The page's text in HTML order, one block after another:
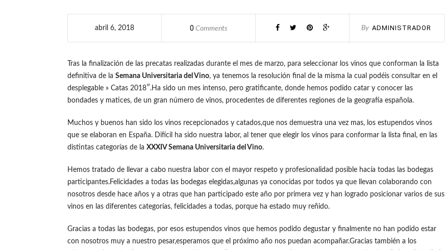
abril 6, 2018 0 Comments By ADMINISTRADOR
Tras la finalización de las precatas realizadas durante el mes de marzo, para seleccionar los vinos que conforman la lista
definitiva de la Semana Universitaria del Vino, ya tenemos la resolución final de la misma la cual podéis consultar en el
desplegable » Catas 2018″.Ha sido un mes intenso, pero gratificante, donde hemos podido catar y conocer las
bondades y matices, de un gran número de vinos, procedentes de diferentes regiones de la geografía española.
Muchos y buenos han sido los vinos recepcionados y catados,que nos demuestra una vez mas, los estupendos vinos
que se elaboran en España. Difícil ha sido nuestra labor, al tener que elegir los vinos para conformar la lista final, en las
distintas categorías de la XXXIV Semana Universitaria del Vino.
Hemos tratado de llevar a cabo nuestra labor con el mayor respeto y profesionalidad posible hacía todas las bodegas
participantes.Felicidades a todas las bodegas elegidas,algunas ya conocidas por todos ya que llevan colaborando con
nosotros desde hace años y a otras que han participado este año por primera vez y han logrado posicionar varios de sus
vinos en las diferentes categorías, felicidades a todas, porque ha estado muy reñido.
Gracias a todas las bodegas, por esos estupendos vinos que hemos podido degustar y finalmente no han podido estar
con nosotros muy a nuestro pesar,esperamos que el próximo año nos puedan acompañar.Gracias también a los